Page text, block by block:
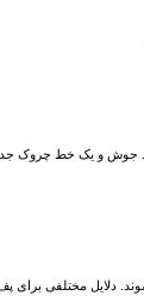
جوش و یک خط چروک
دلایل مختلفی